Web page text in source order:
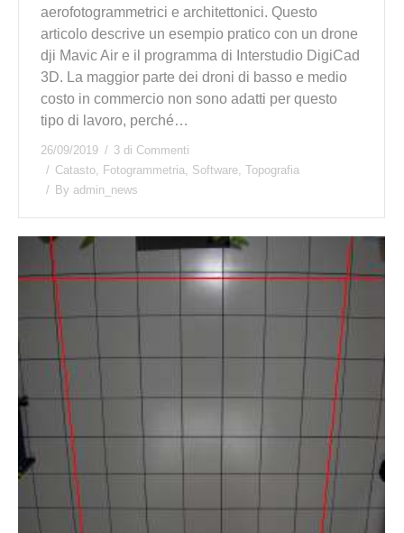
aerofotogrammetrici e architettonici. Questo
articolo descrive un esempio pratico con un drone
dji Mavic Air e il programma di Interstudio DigiCad
3D. La maggior parte dei droni di basso e medio
costo in commercio non sono adatti per questo
tipo di lavoro, perché…
26/09/2019
3 di Commenti
Catasto, Fotogrammetria, Software, Topografia
By admin_news